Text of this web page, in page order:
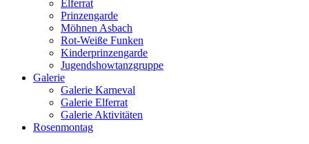
Elferrat
Prinzengarde
Möhnen Asbach
Rot-Weiße Funken
Kinderprinzengarde
Jugendshowtanzgruppe
Galerie
Galerie Karneval
Galerie Elferrat
Galerie Aktivitäten
Rosenmontag